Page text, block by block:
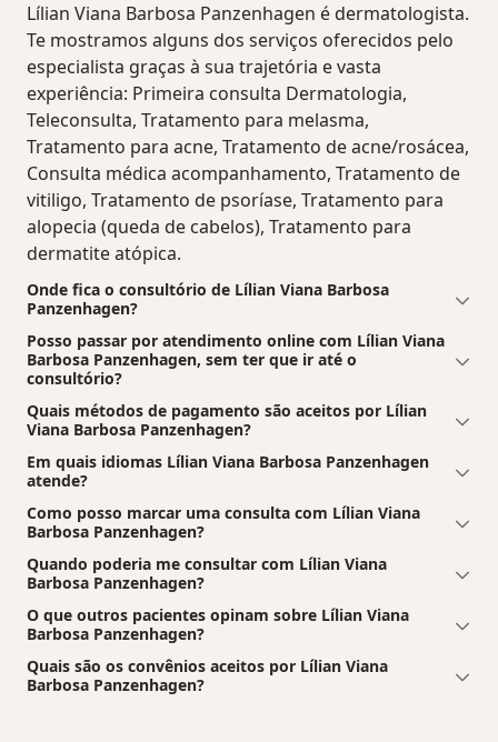
Lílian Viana Barbosa Panzenhagen é dermatologista.
Te mostramos alguns dos serviços oferecidos pelo
especialista graças à sua trajetória e vasta
experiência: Primeira consulta Dermatologia,
Teleconsulta, Tratamento para melasma,
Tratamento para acne, Tratamento de acne/rosácea,
Consulta médica acompanhamento, Tratamento de
vitiligo, Tratamento de psoríase, Tratamento para
alopecia (queda de cabelos), Tratamento para
dermatite atópica.
Onde fica o consultório de Lílian Viana Barbosa
Panzenhagen?
Posso passar por atendimento online com Lílian Viana
Barbosa Panzenhagen, sem ter que ir até o
consultório?
Quais métodos de pagamento são aceitos por Lílian
Viana Barbosa Panzenhagen?
Em quais idiomas Lílian Viana Barbosa Panzenhagen
atende?
Como posso marcar uma consulta com Lílian Viana
Barbosa Panzenhagen?
Quando poderia me consultar com Lílian Viana
Barbosa Panzenhagen?
O que outros pacientes opinam sobre Lílian Viana
Barbosa Panzenhagen?
Quais são os convênios aceitos por Lílian Viana
Barbosa Panzenhagen?